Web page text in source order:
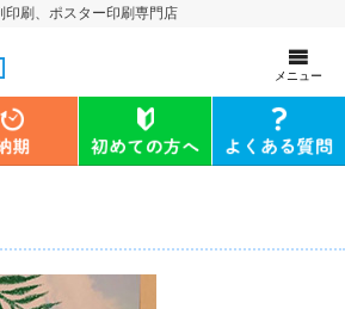
印刷、ポスター印刷専門店
メニュー